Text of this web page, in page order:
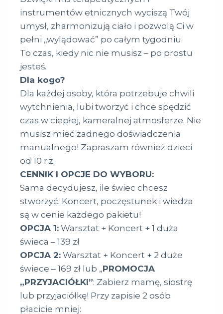
instrumentów etnicznych wyciszą Twój
umysł, zharmonizują ciało i pozwolą Ci w
pełni „wylądować” po całym tygodniu.
To czas, kiedy nic nie musisz – po prostu
jesteś.
Dla kogo?
Dla każdej osoby, która potrzebuje chwili
wytchnienia, lubi tworzyć i chce spędzić
czas w ciepłej, kameralnej atmosferze. Nie
musisz mieć żadnego doświadczenia
manualnego! Zapraszam również dzieci
od 10 r.ż.
CENNIK I OPCJE DO WYBORU:
Sama decydujesz, ile świec chcesz
stworzyć. Koncert, poczęstunek i wiedza
są w cenie każdego pakietu!
OPCJA 1: Warsztat + Koncert + 1 duża
świeca – 139 zł
OPCJA 2: Warsztat + Koncert + 2 duże
świece – 169 zł lub „PROMOCJA
„PRZYJACIÓŁKI”: Zabierz mamę, siostrę
lub przyjaciółkę! Przy zapisie 2 osób
płacicie mniej: